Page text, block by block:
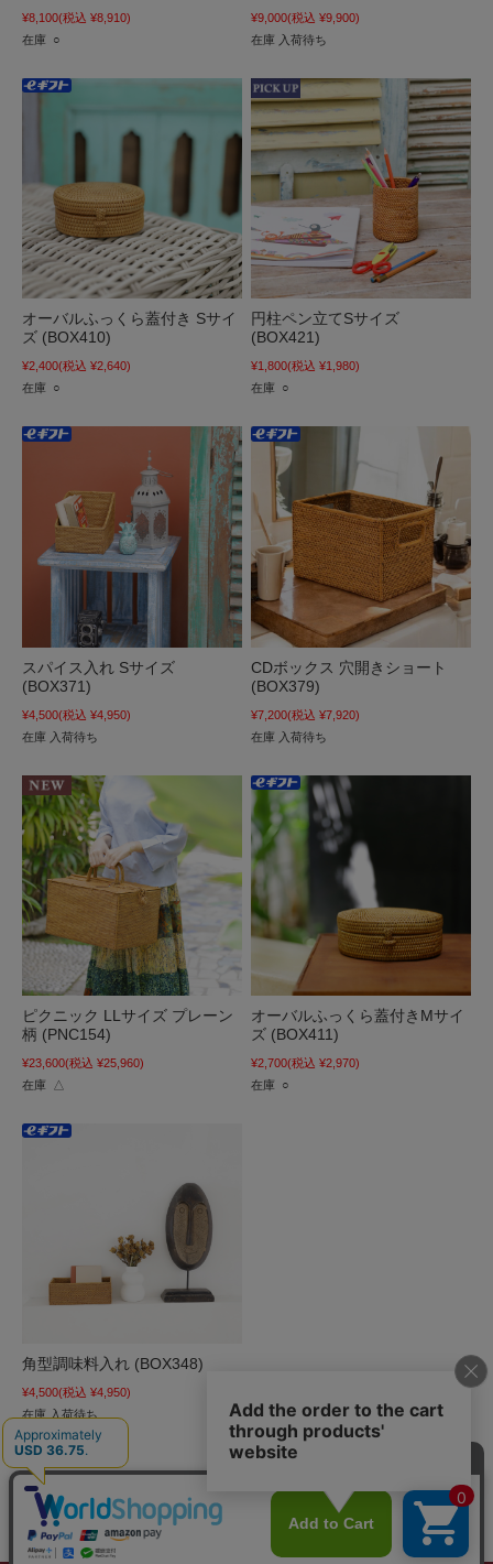
¥8,100(税込 ¥8,910)
在庫 ○
¥9,000(税込 ¥9,900)
在庫 入荷待ち
オーバルふっくら蓋付き Sサイ
ズ (BOX410)
¥2,400(税込 ¥2,640)
在庫 ○
円柱ペン立てSサイズ
(BOX421)
¥1,800(税込 ¥1,980)
在庫 ○
スパイス入れ Sサイズ
(BOX371)
¥4,500(税込 ¥4,950)
在庫 入荷待ち
CDボックス 穴開きショート
(BOX379)
¥7,200(税込 ¥7,920)
在庫 入荷待ち
ピクニック LLサイズ プレーン
柄 (PNC154)
¥23,600(税込 ¥25,960)
在庫 △
オーバルふっくら蓋付きMサイ
ズ (BOX411)
¥2,700(税込 ¥2,970)
在庫 ○
角型調味料入れ (BOX348)
¥4,500(税込 ¥4,950)
在庫 入荷待ち